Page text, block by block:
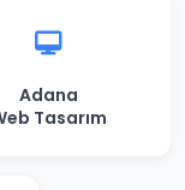
Adana
Tasarım